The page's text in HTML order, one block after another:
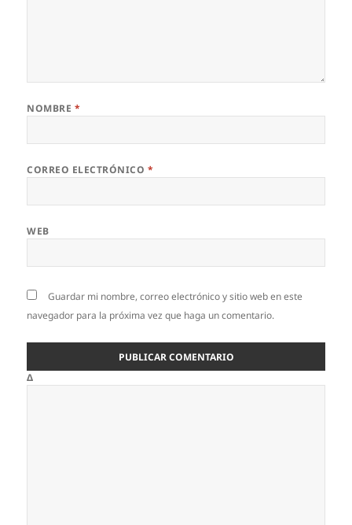
NOMBRE *
CORREO ELECTRÓNICO *
WEB
Guardar mi nombre, correo electrónico y sitio web en este
navegador para la próxima vez que haga un comentario.
Δ